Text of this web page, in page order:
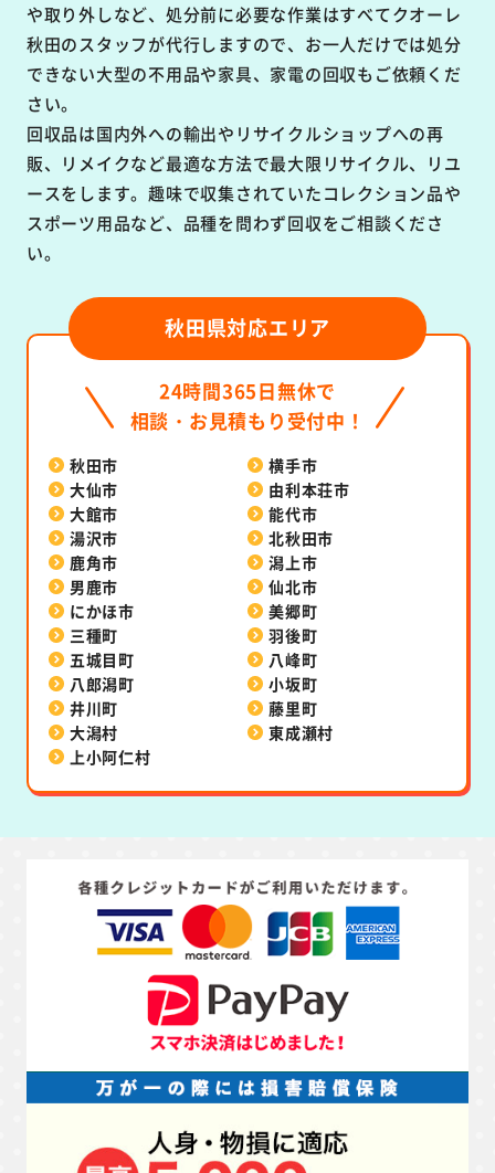
や取り外しなど、処分前に必要な作業はすべてクオーレ
秋田のスタッフが代行しますので、お一人だけでは処分
できない大型の不用品や家具、家電の回収もご依頼くだ
さい。
回収品は国内外への輸出やリサイクルショップへの再
販、リメイクなど最適な方法で最大限リサイクル、リユ
ースをします。趣味で収集されていたコレクション品や
スポーツ用品など、品種を問わず回収をご相談くださ
い。
秋田県対応エリア
24時間365日無休で
相談・お見積もり受付中！
秋田市
横手市
大仙市
由利本荘市
大館市
能代市
湯沢市
北秋田市
鹿角市
潟上市
男鹿市
仙北市
にかほ市
美郷町
三種町
羽後町
五城目町
八峰町
八郎潟町
小坂町
井川町
藤里町
大潟村
東成瀬村
上小阿仁村